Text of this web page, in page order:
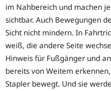
im Nahbereich und machen
sichtbar. Auch Bewegungen
Sicht nicht mindern. In
weiß, die andere Seite
Hinweis für Fußgänger und
bereits von Weitem
Stapler bewegt. Und sie